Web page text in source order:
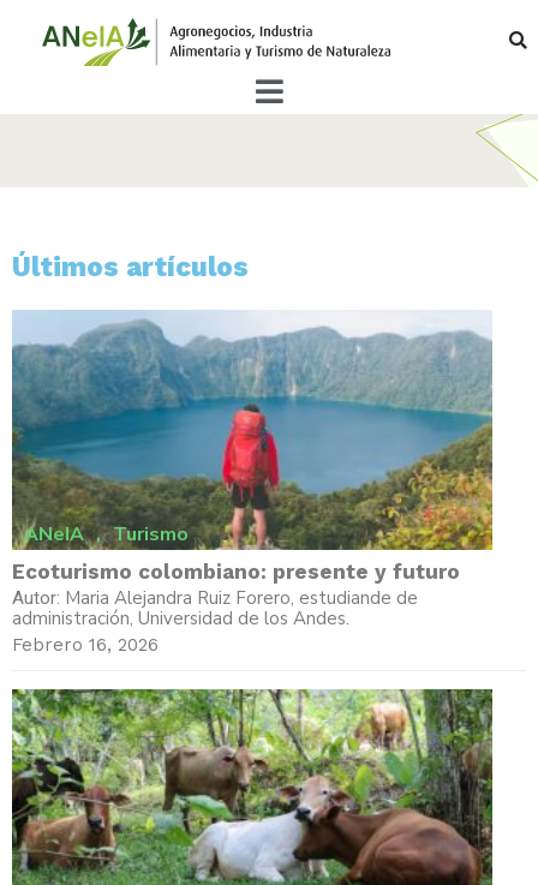
Últimos artículos
ANeIA , Turismo
Ecoturismo colombiano: presente y futuro
Autor: Maria Alejandra Ruiz Forero, estudiande de
administración, Universidad de los Andes.
Febrero 16, 2026